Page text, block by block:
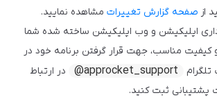
از صفحه گزارش تغییرات مشاهده نمایید.
اپلیکیشن و وب اپلیکیشن ساخته شده شما
کیفیت مناسب، جهت قرار گرفتن برنامه خود در
@approcket_support
در ارتباط
پشتیبانی ثبت کنید.